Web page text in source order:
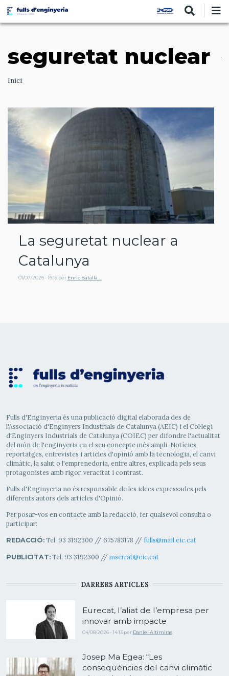
Vés
contingut
seguretat nuclear
Ruta
navegació
Inici
La seguretat nuclear a
Catalunya
01/07/2026 - 16:16 per Enric Batalla …
Fulls d'Enginyeria és una publicació digital elaborada des de
l'Associació d'Enginyers Industrials de Catalunya (AEIC) i el Col·legi
d'Enginyers Industrials de Catalunya (COIEC) per difondre l'actualitat
del món de l'enginyeria en el seu concepte més ampli. Notícies,
reportatges, entrevistes i articles d'opinió amb la tecnologia, el canvi
climàtic, la salut o l'emprenedoria, entre altres, explicada pels seus
protagonistes amb rigor, veracitat i contrast.
Fulls d'Enginyeria no és responsable de les idees expressades pels
diferents autors dels articles d'Opinió.
Per posar-vos en contacte amb la redacció, fer qualsevol consulta o
participar:
REDACCIÓ:Tel. 93 3192300 // 675783178 // fulls@mail.eic.cat
PUBLICITAT:Tel. 93 3192300 // mserrat@eic.cat
DARRERS ARTICLES
Eurecat, l’aliat de l’empresa per
innovar amb impacte
04/08/2026 - 14:13 per Daniel Altimiras
Josep Ma Egea: “Les
conseqüències del canvi climàtic